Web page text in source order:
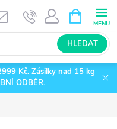
HLEDAT
NÁKUPNÍ
KOŠÍK
Kč. Zásilky nad 15 kg
ODBĚR.